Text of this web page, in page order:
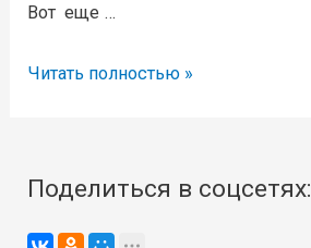
Вот еще …
Скоро
будет
открывать
Читать полностью »
Поделиться в соцсетях: